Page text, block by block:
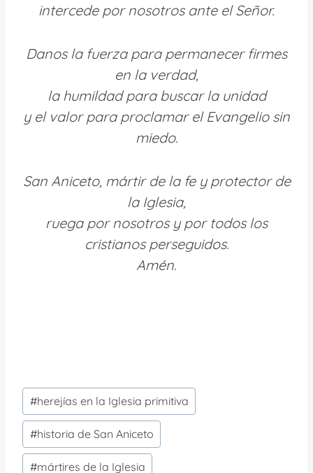
intercede por nosotros ante el Señor.
Danos la fuerza para permanecer firmes
en la verdad,
la humildad para buscar la unidad
y el valor para proclamar el Evangelio sin
miedo.
San Aniceto, mártir de la fe y protector de
la Iglesia,
ruega por nosotros y por todos los
cristianos perseguidos.
Amén.
Etiquetas
de
la
entrada:
#herejías en la Iglesia primitiva
#historia de San Aniceto
#mártires de la Iglesia